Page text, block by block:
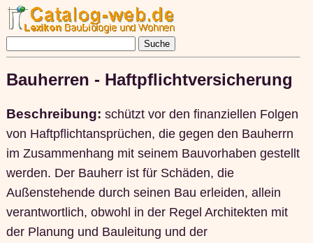
Bauherren - Haftpflichtversicherung
Beschreibung: schützt vor den finanziellen Folgen
von Haftpflichtansprüchen, die gegen den Bauherrn
im Zusammenhang mit seinem Bauvorhaben gestellt
werden. Der Bauherr ist für Schäden, die
Außenstehende durch seinen Bau erleiden, allein
verantwortlich, obwohl in der Regel Architekten mit
der Planung und Bauleitung und der